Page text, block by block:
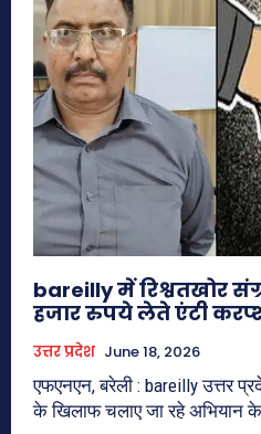
bareilly में रिश्वतखोर
हजार रुपये लेते एंटी
उत्तर प्रदेश June 18, 2026
एफएनएन, बरेली : bareilly उत्तर
के खिलाफ चलाए जा रहे अभियान